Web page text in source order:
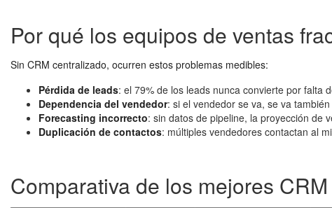
Por qué los equipos de ventas
Sin CRM centralizado, ocurren estos problemas medibles:
Pérdida de leads: el 79% de los leads nunca convierte por falta
Dependencia del vendedor: si el vendedor se va, se va
Forecasting incorrecto: sin datos de pipeline, la proyección de
Duplicación de contactos: múltiples vendedores contactan al
Comparativa de los mejores